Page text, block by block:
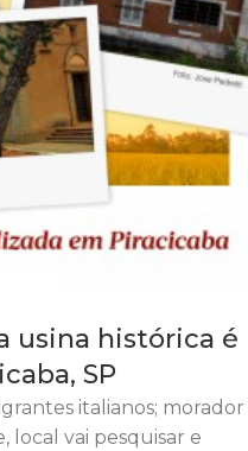
usina histórica é
SP
italianos; morador
local vai pesquisar e